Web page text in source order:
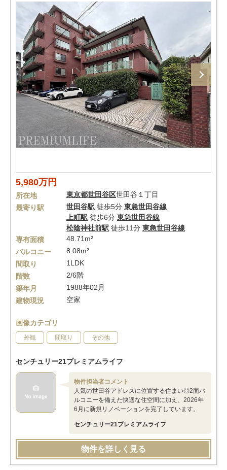
5,980万円
所在地 東京都世田谷区世田谷１丁目
最寄り駅
世田谷駅 徒歩5分 東急世田谷線
上町駅 徒歩6分 東急世田谷線
松陰神社前駅 徒歩11分 東急世田谷線
専有面積
48.71m²
バルコニー
8.08m²
間取り
1LDK
階数
2/6階
築年月
1988年02月
建物現況
空家
画像カテゴリ
外観 間取り その他
センチュリー21プレミアムライフ
物件担当者コメント
人気の世田谷アドレスに位置する住まい◎2面バ
ルコニーを備えた快適な住空間に加え、2026年
6月に新規リノベーションを完了しています。
センチュリー21プレミアムライフ
物件を詳しく見る